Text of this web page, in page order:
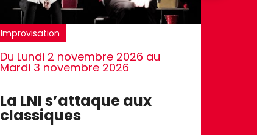
Improvisation
Du Lundi 2 novembre 2026 au
Mardi 3 novembre 2026
La LNI s’attaque aux
classiques